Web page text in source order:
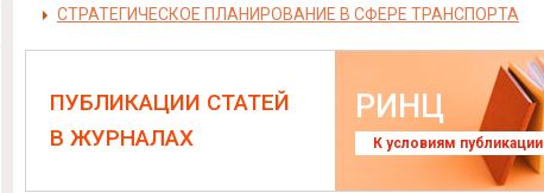
СТРАТЕГИЧЕСКОЕ ПЛАНИРОВАНИЕ В СФЕРЕ ТРАНСПОРТА
ПУБЛИКАЦИИ СТАТЕЙ
В ЖУРНАЛАХ
РИНЦ
К условиям публикации